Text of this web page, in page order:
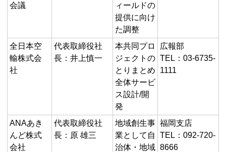
会議
ィールドの
提供に向け
た調整
全日本空
輸株式会
社
代表取締役社
長：井上慎一
本共同プロ
ジェクトの
とりまとめ
全体サービ
ス設計/開
発
広報部
TEL：03-6735-
1111
ANAあき
んど株式
会社
代表取締役社
長：原 雄三
地域創生事
業として自
治体・地域
福岡支店
TEL：092-720-
8666